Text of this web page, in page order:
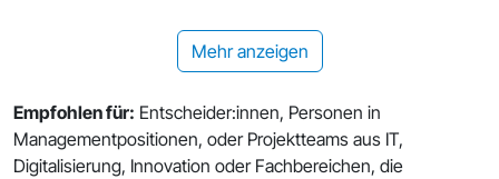
Mehr anzeigen
Empfohlen für: Entscheider:innen, Personen in
Managementpositionen, oder Projektteams aus IT,
Digitalisierung, Innovation oder Fachbereichen, die